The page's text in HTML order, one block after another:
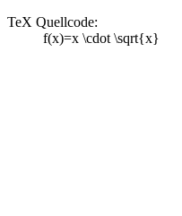
TeX Quellcode:
f(x)=x \cdot \sqrt{x}